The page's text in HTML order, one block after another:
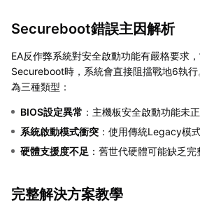
Secureboot錯誤主因解析
EA反作弊系統對安全啟動功能有嚴格要求
Secureboot時，系統會直接阻擋戰地6執
為三種類型：
BIOS設定異常 ：主機板安全啟動功能未
系統啟動模式衝突 ：使用傳統Legacy模
硬體支援度不足 ：舊世代硬體可能缺乏
完整解決方案教學